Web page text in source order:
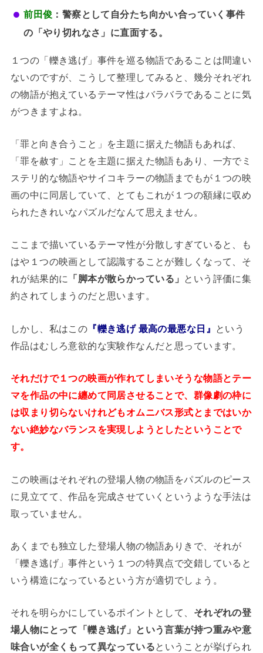
前田俊 ：警察として自分たち向かい合っていく事件
の「やり切れなさ」に直面する。
１つの「轢き逃げ」事件を巡る物語であることは間違い
ないのですが、こうして整理してみると、幾分それぞれ
の物語が抱えているテーマ性はバラバラであることに気
がつきますよね。
「罪と向き合うこと」を主題に据えた物語もあれば、
「罪を赦す」ことを主題に据えた物語もあり、一方でミ
ステリ的な物語やサイコキラーの物語までもが１つの映
画の中に同居していて、とてもこれが１つの額縁に収め
られたきれいなパズルだなんて思えません。
ここまで描いているテーマ性が分散しすぎていると、も
はや１つの映画として認識することが難しくなって、そ
れが結果的に
「脚本が散らかっている」 という評価に集
約されてしまうのだと思います。
しかし、私はこの 『轢き逃げ 最高の最悪な日』
という
作品はむしろ意欲的な実験作なんだと思っています。
それだけで１つの映画が作れてしまいそうな物語とテー
マを作品の中に纏めて同居させることで、群像劇の枠に
は収まり切らないけれどもオムニバス形式とまではいか
ない絶妙なバランスを実現しようとしたということで
す。
この映画はそれぞれの登場人物の物語をパズルのピース
に見立てて、作品を完成させていくというような手法は
取っていません。
あくまでも独立した登場人物の物語ありきで、それが
「轢き逃げ」事件という１つの特異点で交錯していると
いう構造になっているという方が適切でしょう。
それを明らかにしているポイントとして、 それぞれの登
場人物にとって「轢き逃げ」という言葉が持つ重みや意
味合いが全くもって異なっているということが挙げられ